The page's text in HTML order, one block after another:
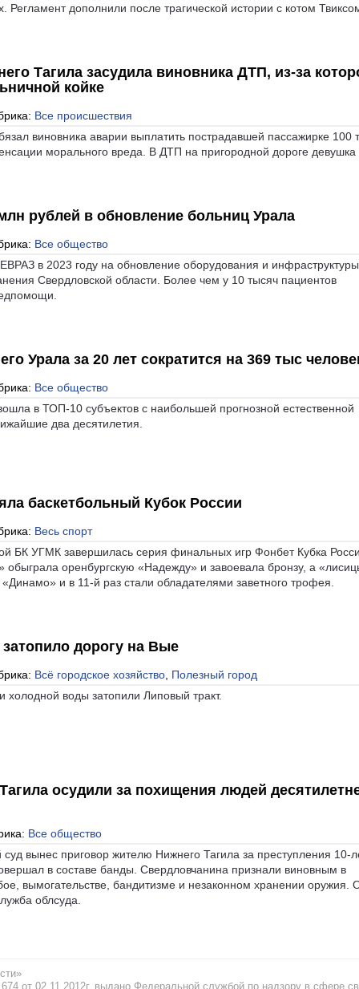
Регламент дополнили после трагической истории с котом
Тагила засудила виновника ДТП, из-за
койке
Все происшествия
виновника аварии выплатить пострадавшей пассажирке 100
морального вреда. В ДТП на пригородной дороге девушка
рублей в обновление больниц Урала
Все общество
в 2023 году на обновление оборудования и инфраструктуры
Свердловской области. Более чем у 10 тысяч пациентов
Урала за 20 лет сократится на 369 тыс
Все общество
в ТОП-10 субъектов с наибольшей прогнозной естественной
два десятилетия.
баскетбольный Кубок России
Весь спорт
БК УГМК завершилась серия финальных игр Фонбет Кубка
оренбургскую «Надежду» и завоевала бронзу, а
и в 11-й раз стали обладателями заветного трофея.
дорогу на Вые
Всё городское хозяйство Полезный город
холодной воды затопили Липовый тракт.
осудили за похищения людей
Все общество
суд вынес приговор жителю Нижнего Тагила за преступления 10-
в составе банды. Свердловчанина признали виновным в
вымогательстве, бандитизме и незаконном хранении оружия.
облсуда.
от 02.11.2012г. выдано Федеральной службой по надзору в сфере